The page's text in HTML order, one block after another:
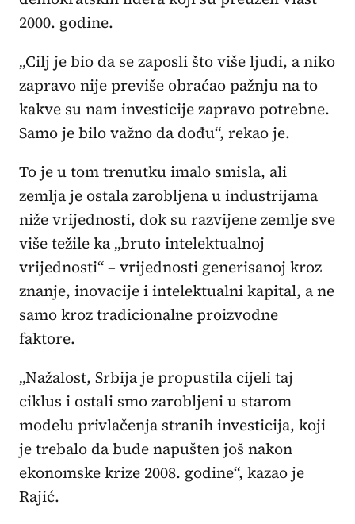
2000. godine.
„Cilj je bio da se zaposli što više ljudi, a niko
zapravo nije previše obraćao pažnju na to
kakve su nam investicije zapravo potrebne.
Samo je bilo važno da dođu“, rekao je.
To je u tom trenutku imalo smisla, ali
zemlja je ostala zarobljena u industrijama
niže vrijednosti, dok su razvijene zemlje sve
više težile ka „bruto intelektualnoj
vrijednosti“ – vrijednosti generisanoj kroz
znanje, inovacije i intelektualni kapital, a ne
samo kroz tradicionalne proizvodne
faktore.
„Nažalost, Srbija je propustila cijeli taj
ciklus i ostali smo zarobljeni u starom
modelu privlačenja stranih investicija, koji
je trebalo da bude napušten još nakon
ekonomske krize 2008. godine“, kazao je
Rajić.